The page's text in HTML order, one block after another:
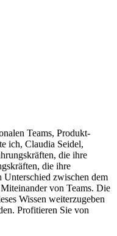
Teams, Produkt-
ich, Claudia Seidel,
die ihre
die ihre
zwischen dem
von Teams. Die
Wissen weiterzugeben
Profitieren Sie von